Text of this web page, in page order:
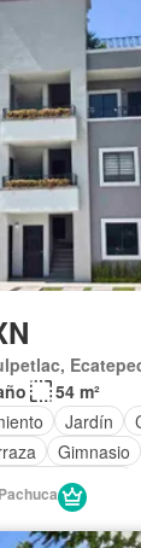
Internet
Sala polivalente
Zonas
54 m²
Jardín
Gimnasio
discapacidad
Circuito
Cuarto de